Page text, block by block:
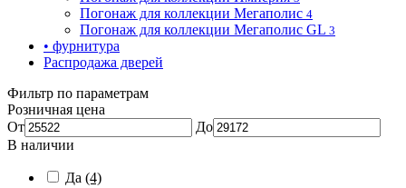
Погонаж для коллекции Мегаполис 4
Погонаж для коллекции Мегаполис GL 3
• фурнитура
Распродажа дверей
Фильтр по параметрам
Розничная цена
От
До
В наличии
Да (4)